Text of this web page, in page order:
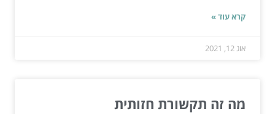
קרא עוד »
אוג 12, 2021
מה זה תקשורת חזותית